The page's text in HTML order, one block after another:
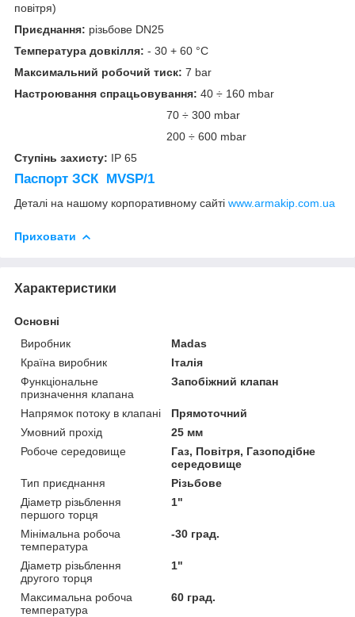
повітря)
Приєднання: різьбове DN25
Температура довкілля: - 30 + 60 °C
Максимальний робочий тиск: 7 bar
Настроювання спрацьовування: 40 ÷ 160 mbar
70 ÷ 300 mbar
200 ÷ 600 mbar
Ступінь захисту: IP 65
Паспорт ЗСК MVSP/1
Деталі на нашому корпоративному сайті www.armakip.com.ua
Приховати
Характеристики
Основні
Виробник
Madas
Країна виробник
Італія
Функціональне
призначення клапана
Запобіжний клапан
Напрямок потоку в клапані
Прямоточний
Умовний прохід
25 мм
Робоче середовище
Газ, Повітря, Газоподібне
середовище
Тип приєднання
Різьбове
Діаметр різьблення
першого торця
1"
Мінімальна робоча
температура
-30 град.
Діаметр різьблення
другого торця
1"
Максимальна робоча
температура
60 град.